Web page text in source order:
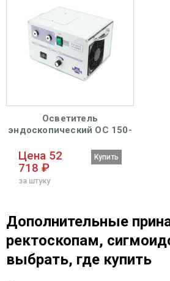
Осветитель
эндоскопический ОС 150-
Цена 52
718 ₽
за штуку
Купить
Дополнительные
ректоскопам,
выбрать, где купить